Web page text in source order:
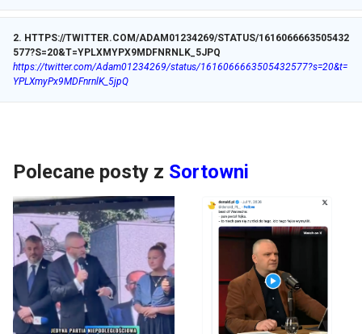
2. HTTPS://TWITTER.COM/ADAM01234269/STATUS/1616066663505432
577?S=20&T=YPLXMYPX9MDFNRNLK_5JPQ
https://twitter.com/Adam01234269/status/1616066663505432577?s=20&t=
YPLXmyPx9MDFnrnlK_5jpQ
Polecane posty z Sortowni